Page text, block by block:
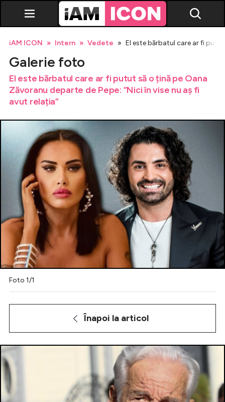
Breaking news
Evenimente
Emisiuni TV
Horoscop
Lifestyle
Celebrități
Breaking News
Intră în cont
iAM ICON Intern Vedete El este bărbatul care ar fi putut
Galerie foto
El este bărbatul care ar fi putut să o țină pe Oana
Zăvoranu departe de Pepe: ”Nici în vise nu aș fi
avut relația”
Foto 1/1
Înapoi la articol